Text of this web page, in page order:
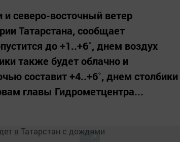
северо-восточный ветер
Татарстана, сообщает
до +1..+6˚, днем воздух
также будет облачно и
составит +4..+6˚, днем столбики
главы Гидрометцентра...